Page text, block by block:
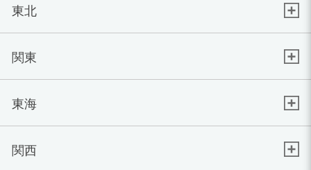
東北
関東
東海
関西